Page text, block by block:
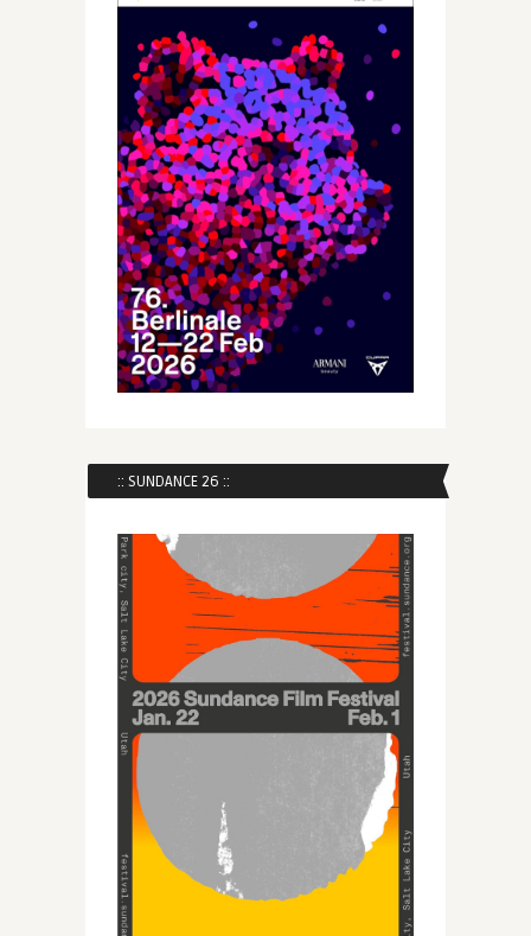
:: SUNDANCE 26 ::